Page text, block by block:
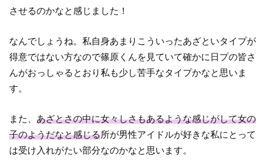
させるのかなと感じました！
なんでしょうね。私自身あまりこういったあざといタイプが
得意ではない方なので篠原くんを見ていて確かに日プの皆さ
んがおっしゃるとおり私も少し苦手なタイプかなと思いま
す。
また、あざとさの中に女々しさもあるような感じがして女の
子のようだなと感じる所が男性アイドルが好きな私にとって
は受け入れがたい部分なのかなと思います。